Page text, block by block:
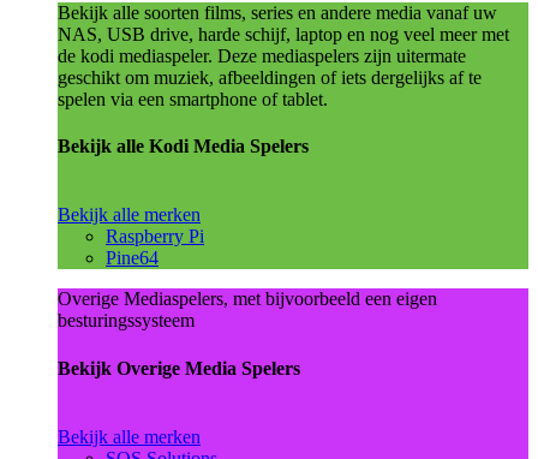
Bekijk alle soorten films, series en andere media vanaf uw
NAS, USB drive, harde schijf, laptop en nog veel meer met
de kodi mediaspeler. Deze mediaspelers zijn uitermate
geschikt om muziek, afbeeldingen of iets dergelijks af te
spelen via een smartphone of tablet.
Bekijk alle Kodi Media Spelers
Bekijk alle merken
Raspberry Pi
Pine64
Overige Mediaspelers, met bijvoorbeeld een eigen
besturingssysteem
Bekijk Overige Media Spelers
Bekijk alle merken